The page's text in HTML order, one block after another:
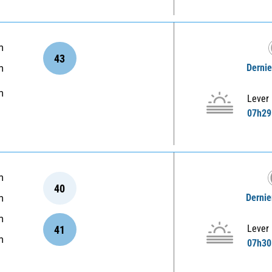
43
Lever
07h29
40
41
Lever
07h30